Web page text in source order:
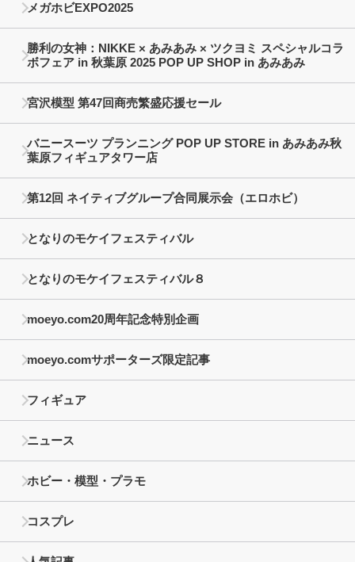
メガホビEXPO2025
勝利の女神：NIKKE × あみあみ × ツクヨミ スペシャルコラ
ボフェア in 秋葉原 2025 POP UP SHOP in あみあみ
宮沢模型 第47回商売繁盛応援セール
バニースーツ プランニング POP UP STORE in あみあみ秋
葉原フィギュアタワー店
第12回 ネイティブグループ合同展示会（エロホビ）
となりのモケイフェスティバル
となりのモケイフェスティバル８
moeyo.com20周年記念特別企画
moeyo.comサポーターズ限定記事
フィギュア
ニュース
ホビー・模型・プラモ
コスプレ